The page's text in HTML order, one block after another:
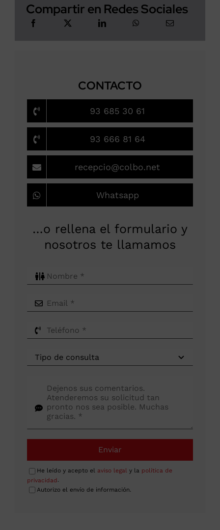
Compartir en Redes Sociales
CONTACTO
93 685 30 61
93 666 81 64
recepcio@colbo.net
Whatsapp
…o rellena el formulario y
nosotros te llamamos
Enviar
He leído y acepto el aviso legal y la política de
privacidad.
Autorizo el envío de información.